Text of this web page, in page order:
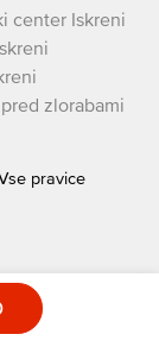
center Iskreni
zlorabami
pravice